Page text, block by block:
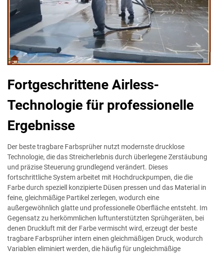
Fortgeschrittene Airless-
Technologie für professionelle
Ergebnisse
Der beste tragbare Farbsprüher nutzt modernste drucklose
Technologie, die das Streicherlebnis durch überlegene Zerstäubung
und präzise Steuerung grundlegend verändert. Dieses
fortschrittliche System arbeitet mit Hochdruckpumpen, die die
Farbe durch speziell konzipierte Düsen pressen und das Material in
feine, gleichmäßige Partikel zerlegen, wodurch eine
außergewöhnlich glatte und professionelle Oberfläche entsteht. Im
Gegensatz zu herkömmlichen luftunterstützten Sprühgeräten, bei
denen Druckluft mit der Farbe vermischt wird, erzeugt der beste
tragbare Farbsprüher intern einen gleichmäßigen Druck, wodurch
Variablen eliminiert werden, die häufig für ungleichmäßige